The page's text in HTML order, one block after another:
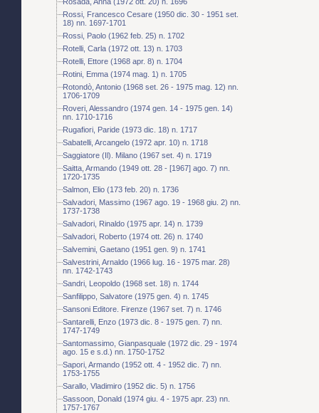
Rossi, Francesco Cesare (1950 dic. 30 - 1951 set.
18) nn. 1697-1701
Rossi, Paolo (1962 feb. 25) n. 1702
Rotelli, Carla (1972 ott. 13) n. 1703
Rotelli, Ettore (1968 apr. 8) n. 1704
Rotini, Emma (1974 mag. 1) n. 1705
Rotondò, Antonio (1968 set. 26 - 1975 mag. 12) nn.
1706-1709
Roveri, Alessandro (1974 gen. 14 - 1975 gen. 14)
nn. 1710-1716
Rugafiori, Paride (1973 dic. 18) n. 1717
Sabatelli, Arcangelo (1972 apr. 10) n. 1718
Saggiatore (Il). Milano (1967 set. 4) n. 1719
Saitta, Armando (1949 ott. 28 - [1967] ago. 7) nn.
1720-1735
Salmon, Elio (173 feb. 20) n. 1736
Salvadori, Massimo (1967 ago. 19 - 1968 giu. 2) nn.
1737-1738
Salvadori, Rinaldo (1975 apr. 14) n. 1739
Salvadori, Roberto (1974 ott. 26) n. 1740
Salvemini, Gaetano (1951 gen. 9) n. 1741
Salvestrini, Arnaldo (1966 lug. 16 - 1975 mar. 28)
nn. 1742-1743
Sandri, Leopoldo (1968 set. 18) n. 1744
Sanfilippo, Salvatore (1975 gen. 4) n. 1745
Sansoni Editore. Firenze (1967 set. 7) n. 1746
Santarelli, Enzo (1973 dic. 8 - 1975 gen. 7) nn.
1747-1749
Santomassimo, Gianpasquale (1972 dic. 29 - 1974
ago. 15 e s.d.) nn. 1750-1752
Sapori, Armando (1952 ott. 4 - 1952 dic. 7) nn.
1753-1755
Sarallo, Vladimiro (1952 dic. 5) n. 1756
Sassoon, Donald (1974 giu. 4 - 1975 apr. 23) nn.
1757-1767